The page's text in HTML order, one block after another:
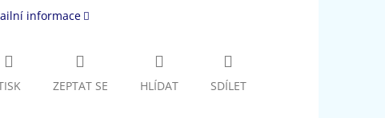
informace
ZEPTAT SE HLÍDAT SDÍLET